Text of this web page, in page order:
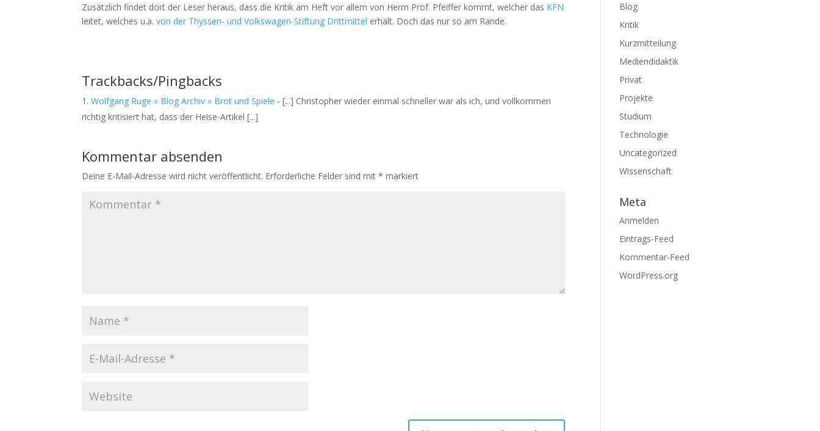
Zusätzlich findet dort der Leser heraus, dass die Kritik am Heft vor allem von Herrn Prof. Pfeiffer kommt, welcher das KFN
leitet, welches u.a.von der Thyssen- und Volkswagen-Stiftung Drittmittel erhält. Doch das nur so am Rande.
Trackbacks/Pingbacks
Wolfgang Ruge » Blog Archiv » Brot und Spiele - [...] Christopher wieder einmal schneller war als ich, und vollkommen
richtig kritisiert hat, dass der Heise-Artikel [...]
Kommentar absenden
Deine E-Mail-Adresse wird nicht veröffentlicht. Erforderliche Felder sind mit* markiert
Blog
Kritik
Kurzmitteilung
Mediendidaktik
Privat
Projekte
Studium
Technologie
Uncategorized
Wissenschaft
Meta
Anmelden
Eintrags-Feed
Kommentar-Feed
WordPress.org